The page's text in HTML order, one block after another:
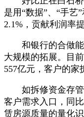
是用“数据”、“手
2.1%，贡献利润率
和银行的合做能极
大规模的拓展。目
557亿元，客户的家
如拆修资金存管
客户需求入口，同
赁房源质量的量化